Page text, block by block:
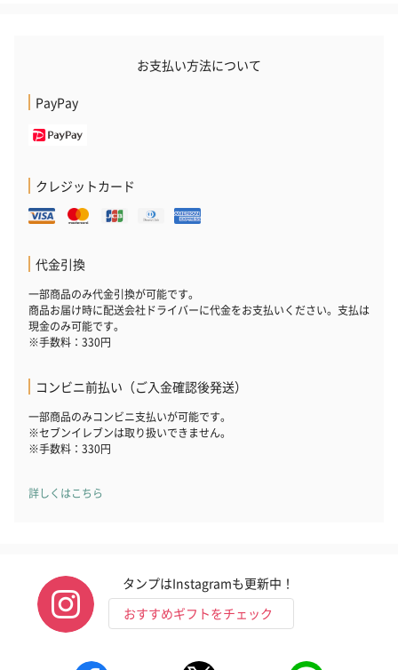
お支払い方法について
PayPay
クレジットカード
代金引換
一部商品のみ代金引換が可能です。
商品お届け時に配送会社ドライバーに代金をお支払いください。支払は
現金のみ可能です。
※手数料：330円
コンビニ前払い（ご入金確認後発送）
一部商品のみコンビニ支払いが可能です。
※セブンイレブンは取り扱いできません。
※手数料：330円
詳しくはこちら
タンプはInstagramも更新中！
おすすめギフトをチェック